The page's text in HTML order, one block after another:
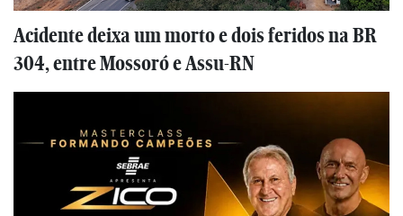
Acidente deixa um morto e dois feridos na BR
304, entre Mossoró e Assu-RN